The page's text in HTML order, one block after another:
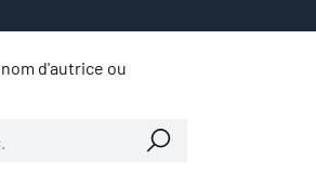
d'autrice ou